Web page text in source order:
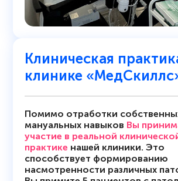
Клиническая
клинике
Помимо отработки
мануальных навыков Вы
участие в реальной
практике нашей клиники. Это
способствует формированию
насмотренности различных